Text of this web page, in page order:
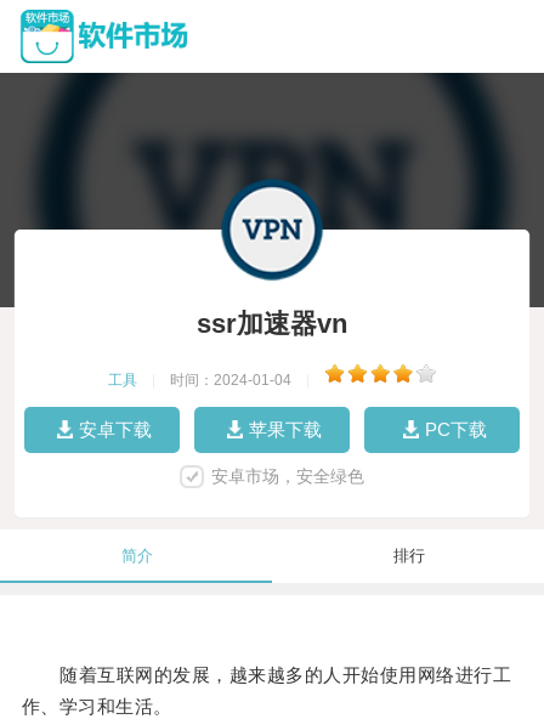
ssr加速器vn
工具 时间：2024-01-04
安卓下载 苹果下载 PC下载
安卓市场，安全绿色
简介 排行
随着互联网的发展，越来越多的人开始使用网络进行工
作、学习和生活。